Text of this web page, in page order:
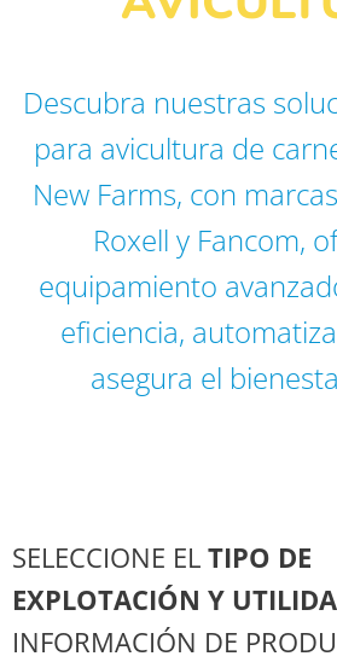
Descubra nuestras
para avicultura de
New Farms, con
Roxell y Fancom,
equipamiento
eficiencia,
asegura el
SELECCIONE EL TIPO DE
EXPLOTACIÓN Y
INFORMACIÓN DE